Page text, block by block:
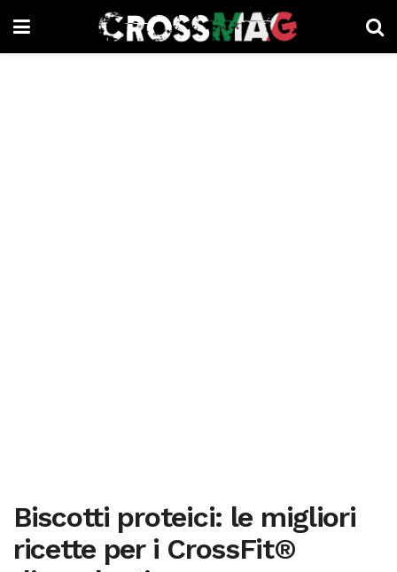
Biscotti proteici: le migliori
ricette per i CrossFit®